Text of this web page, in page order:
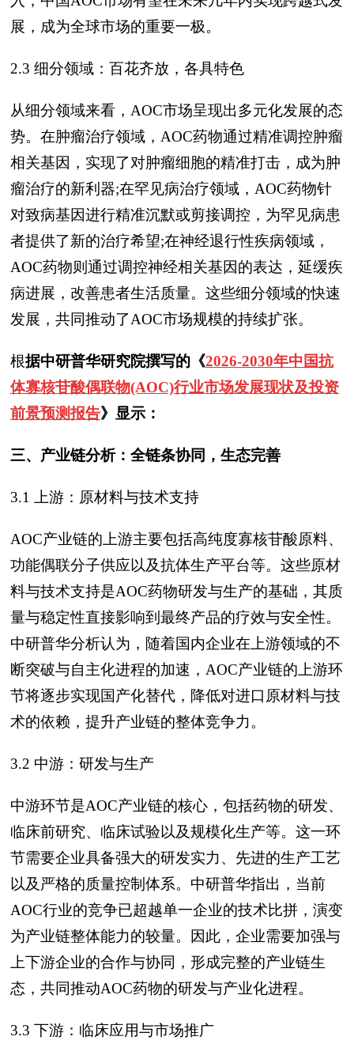
展，成为全球市场的重要一极。
2.3 细分领域：百花齐放，各具特色
从细分领域来看，AOC市场呈现出多元化发展的态
势。在肿瘤治疗领域，AOC药物通过精准调控肿瘤
相关基因，实现了对肿瘤细胞的精准打击，成为肿
瘤治疗的新利器;在罕见病治疗领域，AOC药物针
对致病基因进行精准沉默或剪接调控，为罕见病患
者提供了新的治疗希望;在神经退行性疾病领域，
AOC药物则通过调控神经相关基因的表达，延缓疾
病进展，改善患者生活质量。这些细分领域的快速
发展，共同推动了AOC市场规模的持续扩张。
根据中研普华研究院撰写的《2026-2030年中国抗
体寡核苷酸偶联物(AOC)行业市场发展现状及投资
前景预测报告》显示：
三、产业链分析：全链条协同，生态完善
3.1 上游：原材料与技术支持
AOC产业链的上游主要包括高纯度寡核苷酸原料、
功能偶联分子供应以及抗体生产平台等。这些原材
料与技术支持是AOC药物研发与生产的基础，其质
量与稳定性直接影响到最终产品的疗效与安全性。
中研普华分析认为，随着国内企业在上游领域的不
断突破与自主化进程的加速，AOC产业链的上游环
节将逐步实现国产化替代，降低对进口原材料与技
术的依赖，提升产业链的整体竞争力。
3.2 中游：研发与生产
中游环节是AOC产业链的核心，包括药物的研发、
临床前研究、临床试验以及规模化生产等。这一环
节需要企业具备强大的研发实力、先进的生产工艺
以及严格的质量控制体系。中研普华指出，当前
AOC行业的竞争已超越单一企业的技术比拼，演变
为产业链整体能力的较量。因此，企业需要加强与
上下游企业的合作与协同，形成完整的产业链生
态，共同推动AOC药物的研发与产业化进程。
3.3 下游：临床应用与市场推广